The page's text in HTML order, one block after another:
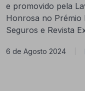
e promovido pela
Honrosa no Prémio
Seguros e Revista
6 de Agosto 2024